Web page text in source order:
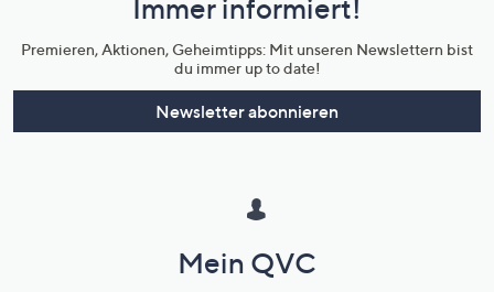
Unternehmensinformationen
Immer informiert!
Premieren, Aktionen, Geheimtipps: Mit unseren Newslettern bist
du immer up to date!
Newsletter abonnieren
Mein QVC